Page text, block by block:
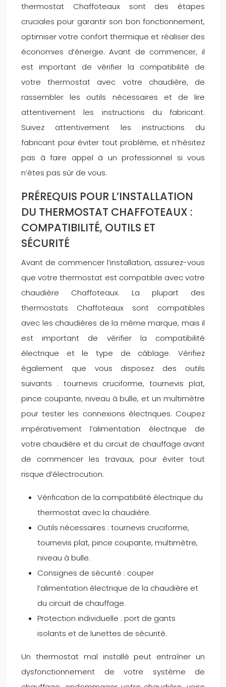
thermostat Chaffoteaux sont des étapes
cruciales pour garantir son bon fonctionnement,
optimiser votre confort thermique et réaliser des
économies d’énergie. Avant de commencer, il
est important de vérifier la compatibilité de
votre thermostat avec votre chaudière, de
rassembler les outils nécessaires et de lire
attentivement les instructions du fabricant.
Suivez attentivement les instructions du
fabricant pour éviter tout problème, et n’hésitez
pas à faire appel à un professionnel si vous
n’êtes pas sûr de vous.
PRÉREQUIS POUR L’INSTALLATION
DU THERMOSTAT CHAFFOTEAUX :
COMPATIBILITÉ, OUTILS ET
SÉCURITÉ
Avant de commencer l’installation, assurez-vous
que votre thermostat est compatible avec votre
chaudière Chaffoteaux. La plupart des
thermostats Chaffoteaux sont compatibles
avec les chaudières de la même marque, mais il
est important de vérifier la compatibilité
électrique et le type de câblage. Vérifiez
également que vous disposez des outils
suivants : tournevis cruciforme, tournevis plat,
pince coupante, niveau à bulle, et un multimètre
pour tester les connexions électriques. Coupez
impérativement l’alimentation électrique de
votre chaudière et du circuit de chauffage avant
de commencer les travaux, pour éviter tout
risque d’électrocution.
Vérification de la compatibilité électrique du
thermostat avec la chaudière.
Outils nécessaires : tournevis cruciforme,
tournevis plat, pince coupante, multimètre,
niveau à bulle.
Consignes de sécurité : couper
l’alimentation électrique de la chaudière et
du circuit de chauffage.
Protection individuelle : port de gants
isolants et de lunettes de sécurité.
Un thermostat mal installé peut entraîner un
dysfonctionnement de votre système de